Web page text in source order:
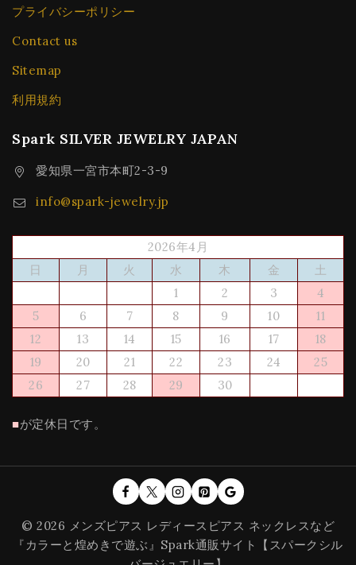
プライバシーポリシー
Contact us
Sitemap
利用規約
Spark SILVER JEWELRY JAPAN
愛知県一宮市本町2-3-9
info@spark-jewelry.jp
2026年4月
日
月 火 水 木 金
土
1
2 3
4
5
6 7 8 9 10
11
12
13 14 15 16 17
18
19
20 21 22 23 24
25
26
27 28 29 30
■が定休日です。
© 2026 メンズピアス レディースピアス ネックレスなど
『カラーと煌めきで遊ぶ』Spark通販サイト【スパークシル